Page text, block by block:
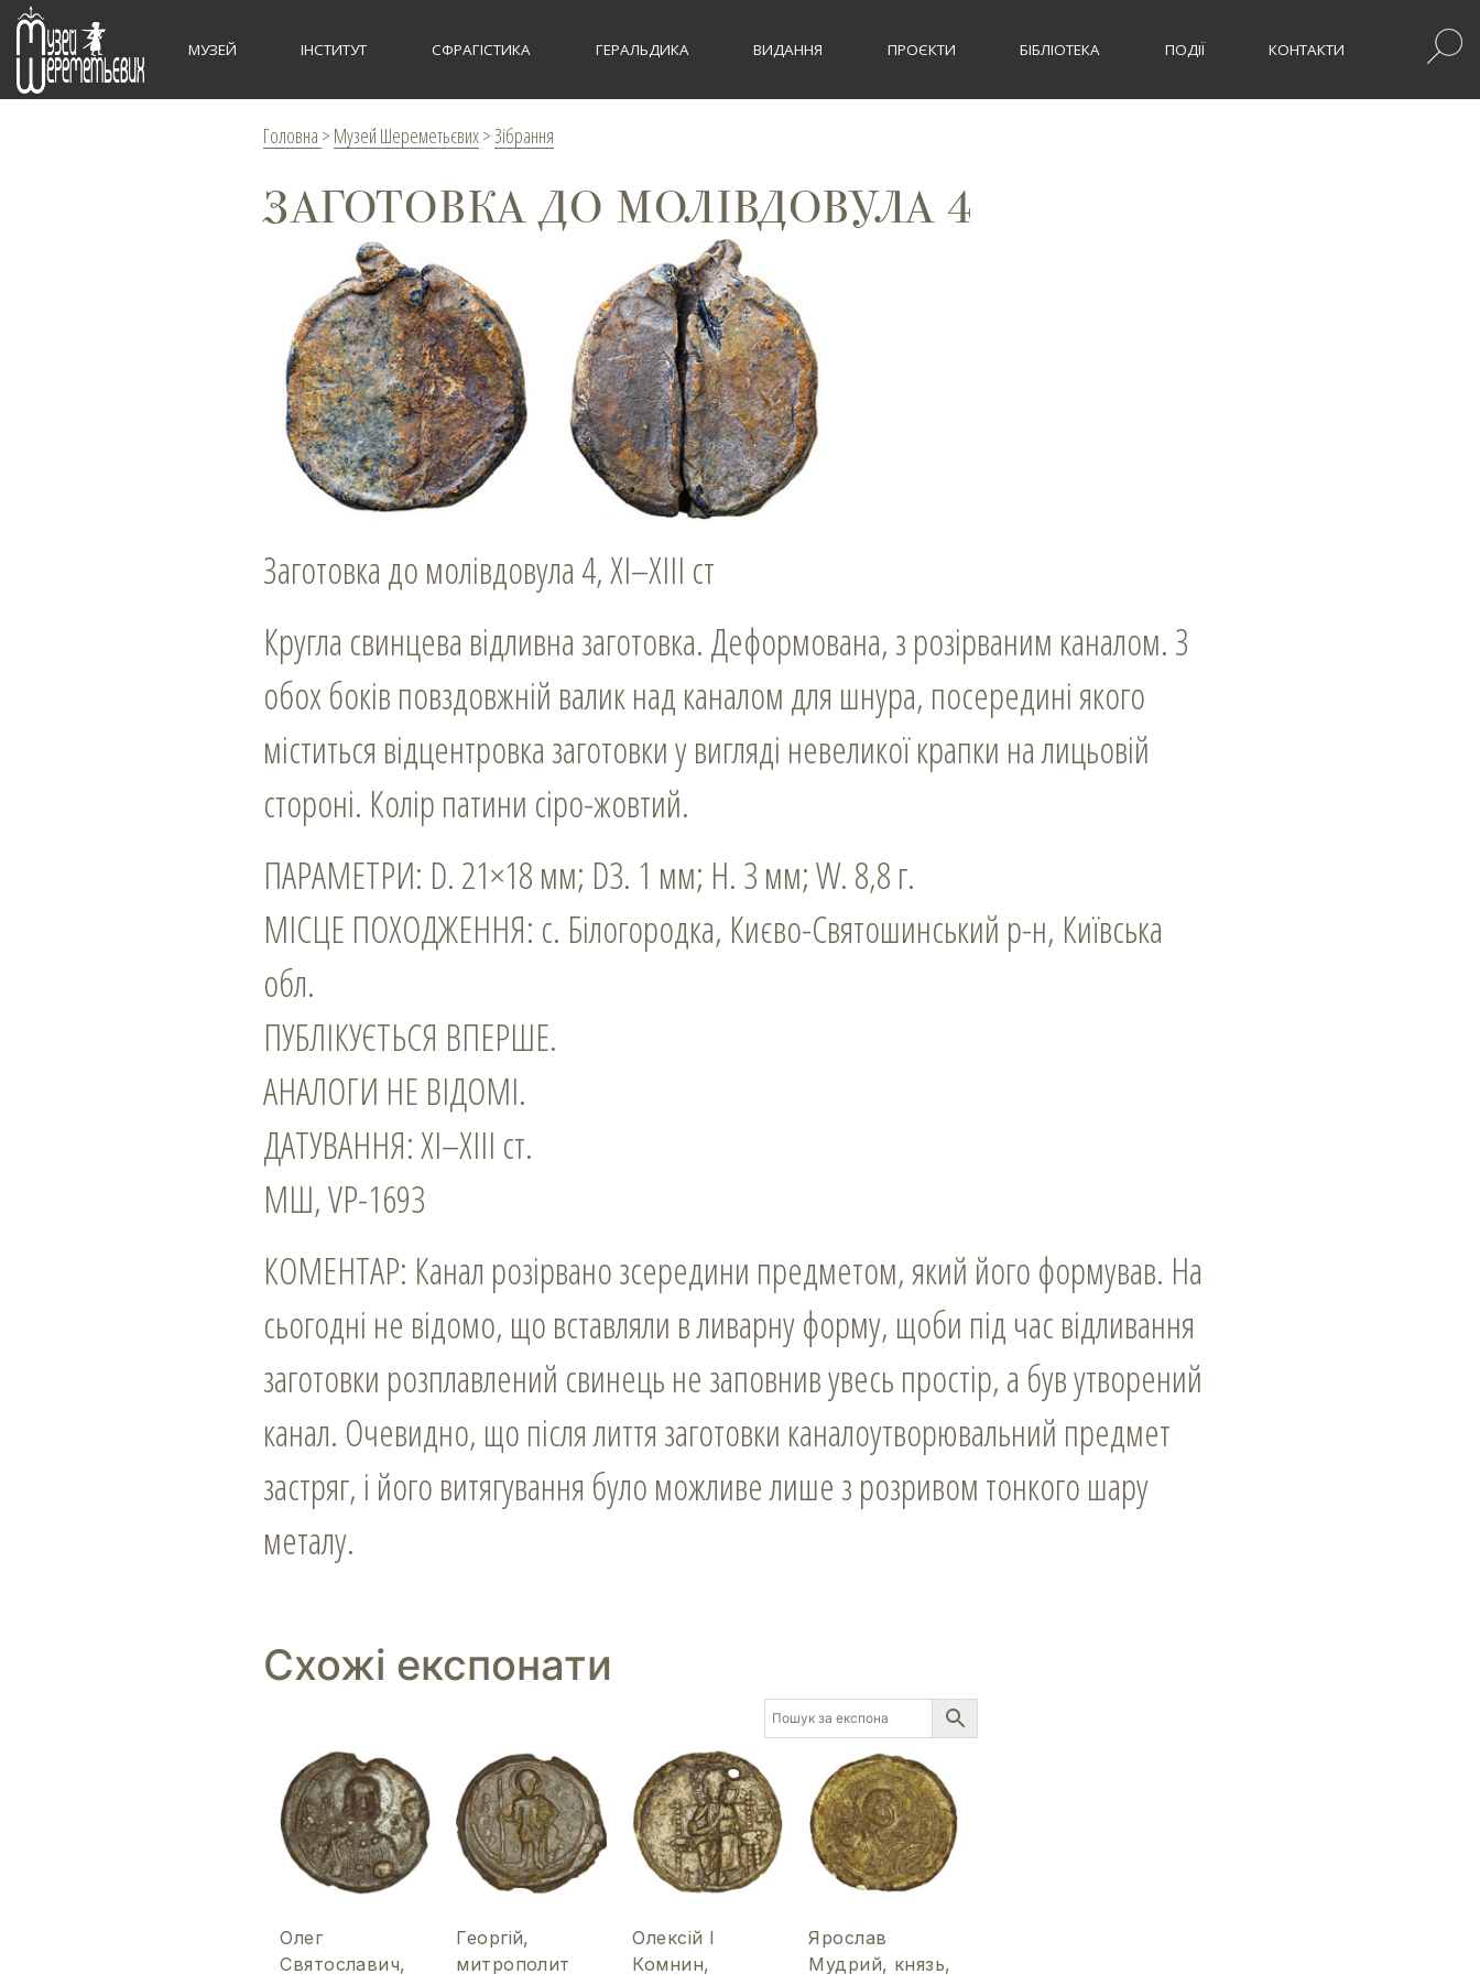
МУЗЕЙ ІНСТИТУТ СФРАГІСТИКА ГЕРАЛЬДИКА ВИДАННЯ ПРОЄКТИ БІБЛІОТЕКА ПОДІЇ КОНТАКТИ
Головна > Музей Шереметьєвих>Зібрання
ЗАГОТОВКА ДО МОЛІВДОВУЛА 4
Заготовка до молівдовула 4, ХІ–ХІІІ ст
Кругла свинцева відливна заготовка. Деформована, з розірваним каналом. З
обох боків повздовжній валик над каналом для шнура, посередині якого
міститься відцентровка заготовки у вигляді невеликої крапки на лицьовій
стороні. Колір патини сіро-жовтий.
ПАРАМЕТРИ: D. 21×18 мм; D3. 1 мм; Н. 3 мм; W. 8,8 г.
МІСЦЕ ПОХОДЖЕННЯ: с. Білогородка, Києво-Святошинський р-н, Київська
обл.
ПУБЛІКУЄТЬСЯ ВПЕРШЕ.
АНАЛОГИ НЕ ВІДОМІ.
ДАТУВАННЯ: ХІ–ХІІІ ст.
МШ, VP-1693
КОМЕНТАР: Канал розірвано зсередини предметом, який його формував. На
сьогодні не відомо, що вставляли в ливарну форму, щоби під час відливання
заготовки розплавлений свинець не заповнив увесь простір, а був утворений
канал. Очевидно, що після лиття заготовки каналоутворювальний предмет
застряг, і його витягування було можливе лише з розривом тонкого шару
металу.
Схожі експонати
Олег
Святославич,
Георгій,
митрополит
Олексій І
Комнин,
Ярослав
Мудрий, князь,